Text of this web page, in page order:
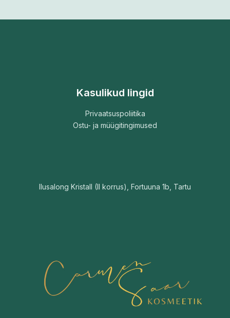
Kasulikud lingid
Privaatsuspoliitika
Ostu- ja müügitingimused
Ilusalong Kristall (II korrus), Fortuuna 1b, Tartu